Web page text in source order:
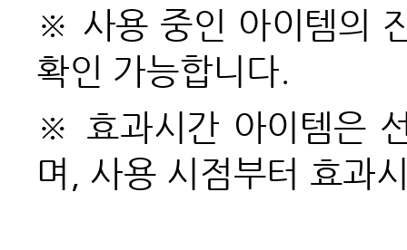
※ 사용 중인 아이템의
확인 가능합니다.
※ 효과시간 아이템은
며, 사용 시점부터 효과